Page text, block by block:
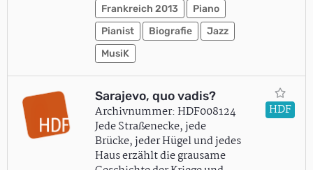
Frankreich 2013
Piano
Pianist
Biografie
Jazz
MusiK
Sarajevo, quo vadis?
Archivnummer: HDF008124
Jede Straßenecke, jede
Brücke, jeder Hügel und jedes
Haus erzählt die grausame
HDF